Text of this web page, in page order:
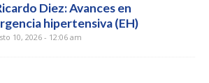
Diez: Avances en
hipertensiva (EH)
10, 2026 - 12:06 am